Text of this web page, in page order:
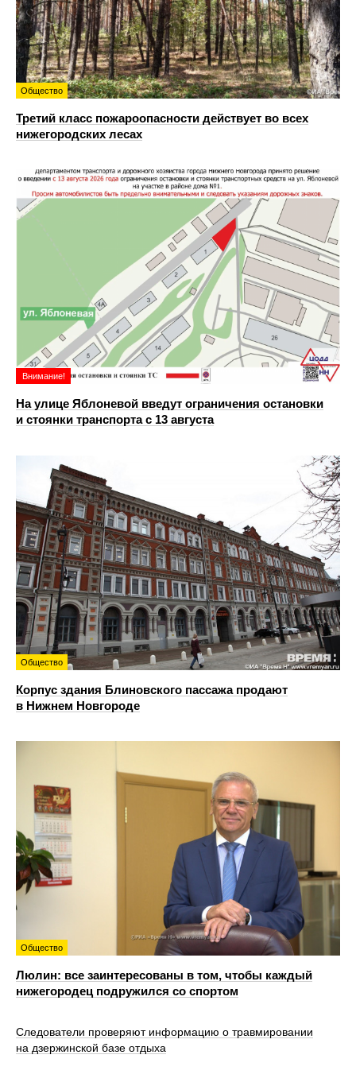
Общество
Третий класс пожароопасности действует во всех
нижегородских лесах
Внимание!
На улице Яблоневой введут ограничения остановки
и стоянки транспорта с 13 августа
Общество
Корпус здания Блиновского пассажа продают
в Нижнем Новгороде
Общество
Люлин: все заинтересованы в том, чтобы каждый
нижегородец подружился со спортом
Следователи проверяют информацию о травмировании
на дзержинской базе отдыха